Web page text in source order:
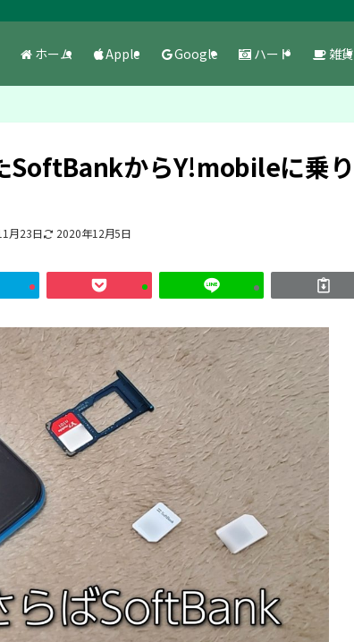
ホーム Apple Google ハード 雑貨
SoftBankからY!mobileに乗り
月23日 2020年12月5日